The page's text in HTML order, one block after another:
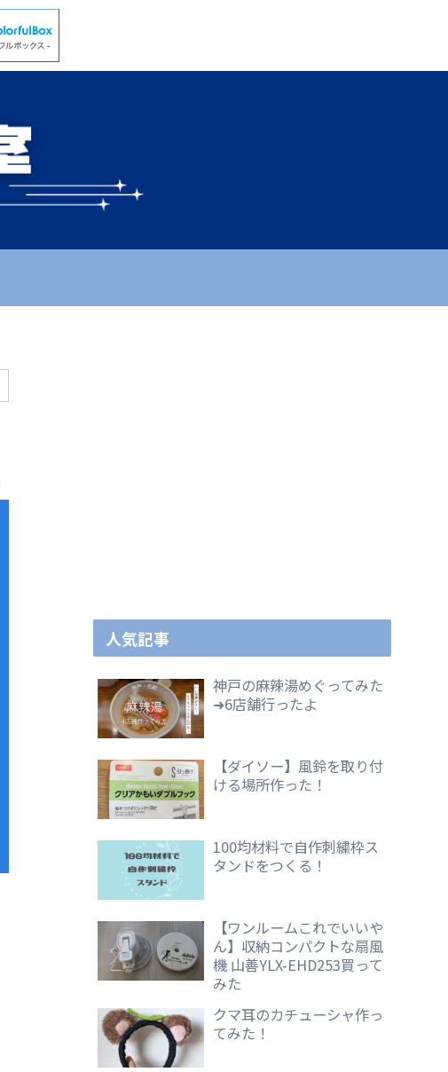
人気記事
神戸の麻辣湯めぐってみた
➜6店舗行ったよ
【ダイソー】風鈴を取り付
ける場所作った！
100均材料で自作刺繍枠ス
タンドをつくる！
【ワンルームこれでいいや
ん】収納コンパクトな扇風
機 山善YLX-EHD253買って
みた
クマ耳のカチューシャ作っ
てみた！